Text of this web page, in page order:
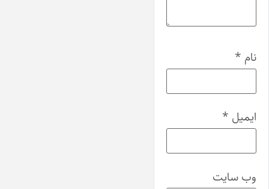
نام *
ایمیل *
وب‌ سایت